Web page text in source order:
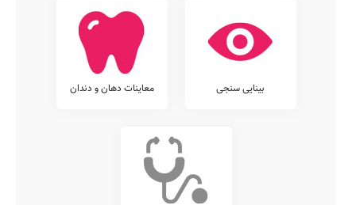
بینایی سنجی معاینات دهان و دندان